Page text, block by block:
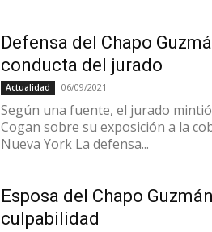
Defensa del Chapo
conducta del jurado
Actualidad 06/09/2021
Según una fuente, el jurado
Cogan sobre su exposición a la
Nueva York La defensa...
Esposa del Chapo
culpabilidad